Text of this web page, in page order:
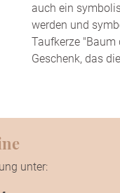
auch ein
werden und
Taufkerze
Geschenk, das
unter: